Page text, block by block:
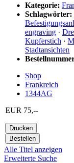
Kategorie:
Schlagwörter:
engraving ·
Kupferstich ·
Stadtansichten
Shop
Frankreich
1344AG
EUR 75,--
Alle Titel anzeigen
Erweiterte Suche